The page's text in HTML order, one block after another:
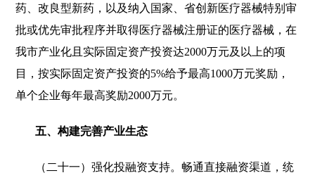
药、改良型新药，以及纳入国家、省创新医疗器械特别审
批或优先审批程序并取得医疗器械注册证的医疗器械，在
我市产业化且实际固定资产投资达2000万元及以上的项
目，按实际固定资产投资的5%给予最高1000万元奖励，
单个企业每年最高奖励2000万元。
五、构建完善产业生态
（二十一）强化投融资支持。畅通直接融资渠道，统